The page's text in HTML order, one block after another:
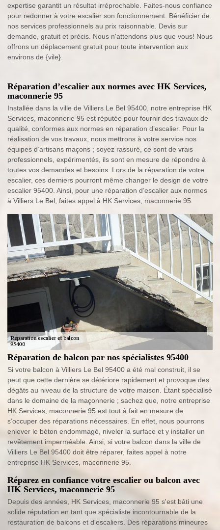
expertise garantit un résultat irréprochable. Faites-nous confiance
pour redonner à votre escalier son fonctionnement. Bénéficier de
nos services professionnels au prix raisonnable. Devis sur
demande, gratuit et précis. Nous n'attendons plus que vous! Nous
offrons un déplacement gratuit pour toute intervention aux
environs de {vile}.
Réparation d’escalier aux normes avec HK Services,
maconnerie 95
Installée dans la ville de Villiers Le Bel 95400, notre entreprise HK
Services, maconnerie 95 est réputée pour fournir des travaux de
qualité, conformes aux normes en réparation d’escalier. Pour la
réalisation de vos travaux, nous mettrons à votre service nos
équipes d’artisans maçons ; soyez rassuré, ce sont de vrais
professionnels, expérimentés, ils sont en mesure de répondre à
toutes vos demandes et besoins. Lors de la réparation de votre
escalier, ces derniers pourront même changer le design de votre
escalier 95400. Ainsi, pour une réparation d’escalier aux normes
à Villiers Le Bel, faites appel à HK Services, maconnerie 95.
Réparation de balcon par nos spécialistes 95400
Si votre balcon à Villiers Le Bel 95400 a été mal construit, il se
peut que cette dernière se détériore rapidement et provoque des
dégâts au niveau de la structure de votre maison. Étant spécialisé
dans le domaine de la maçonnerie ; sachez que, notre entreprise
HK Services, maconnerie 95 est tout à fait en mesure de
s’occuper des réparations nécessaires. En effet, nous pourrons
enlever le béton endommagé, niveler la surface et y installer un
revêtement imperméable. Ainsi, si votre balcon dans la ville de
Villiers Le Bel 95400 doit être réparer, faites appel à notre
entreprise HK Services, maconnerie 95.
Réparez en confiance votre escalier ou balcon avec
HK Services, maconnerie 95
Depuis des années, HK Services, maconnerie 95 s'est bâti une
solide réputation en tant que spécialiste incontournable de la
restauration de balcons et d'escaliers. Des réparations mineures